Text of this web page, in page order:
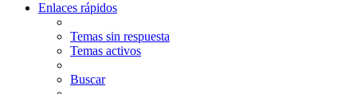
Enlaces rápidos
Temas sin respuesta
Temas activos
Buscar